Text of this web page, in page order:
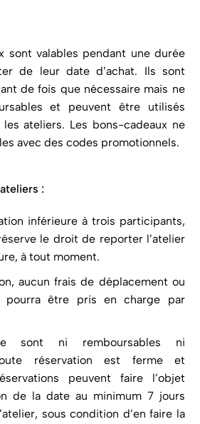
sont valables pendant une durée
de leur date d’achat. Ils sont
de fois que nécessaire mais ne
et peuvent être utilisés
ateliers. Les bons-cadeaux ne
avec des codes promotionnels.
:
inférieure à trois participants,
le droit de reporter l’atelier
à tout moment.
aucun frais de déplacement ou
pourra être pris en charge par
sont ni remboursables ni
réservation est ferme et
peuvent faire l’objet
de la date au minimum 7 jours
sous condition d’en faire la